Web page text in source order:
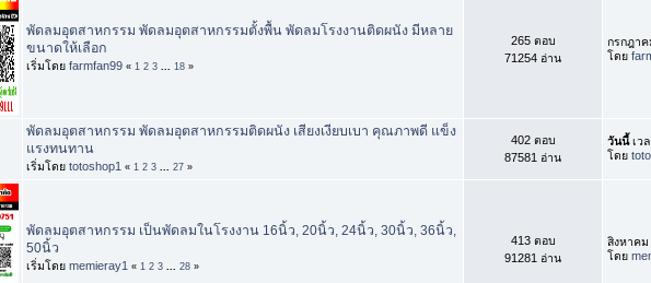
พัดลมอุตสาหกรรม พัดลมอุตสาหกรรมตั้งพื้น พัดลมโรงงานติดผนัง มีหลาย
ขนาดให้เลือก
เริ่มโดย farmfan99 « 1 2 3 18 »
265 ตอบ
71254 อ่าน
กรกฎาค
โดย
พัดลมอุตสาหกรรม พัดลมอุตสาหกรรมติดผนัง เสียงเงียบเบา คุณภาพดี แข็ง
แรงทนทาน
เริ่มโดย totoshop1 « 1 2 3 27 »
402 ตอบ
87581 อ่าน
วันนี้เว
โดย
พัดลมอุตสาหกรรม เป็นพัดลมในโรงงาน 16นิ้ว, 20นิ้ว, 24นิ้ว, 30นิ้ว, 36นิ้ว,
50นิ้ว
เริ่มโดย memieray1 « 1 2 3 28 »
413 ตอบ
91281 อ่าน
สิงหาคม
โดย